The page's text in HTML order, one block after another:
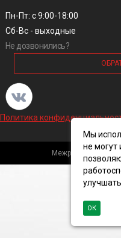
Пн-Пт: с 9:00-18:00
Сб-Вс - выходные
Не дозвонились?
Политика
Межрегиональная
Мы
не могут
ОК